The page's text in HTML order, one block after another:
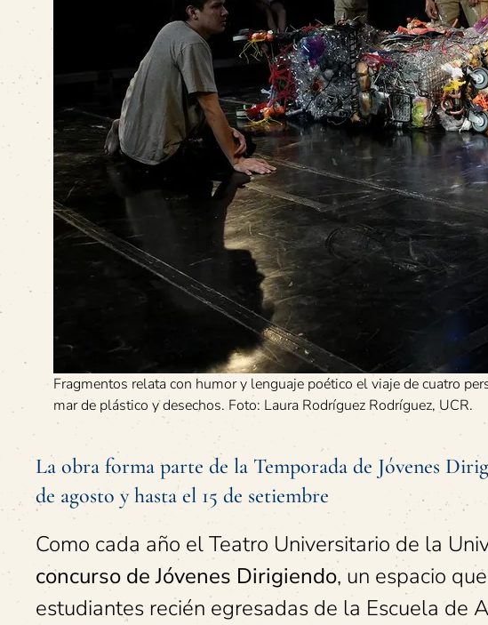
Fragmentos relata con humor y lenguaje poético el viaje de cuatro
mar de plástico y desechos. Foto: Laura Rodríguez Rodríguez, UCR.
La obra forma parte de la Temporada de Jóvenes
de agosto y hasta el 15 de setiembre
Como cada año el Teatro Universitario de la
concurso de Jóvenes Dirigiendo, un espacio
estudiantes recién egresadas de la Escuela de